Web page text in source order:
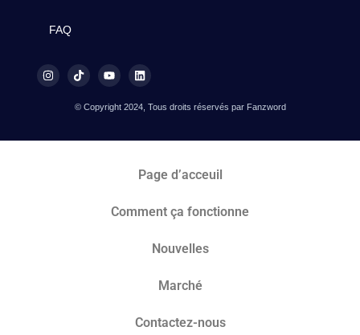
FAQ
© Copyright 2024, Tous droits réservés par Fanzword
Page d’acceuil
Comment ça fonctionne
Nouvelles
Marché​
Contactez-nous